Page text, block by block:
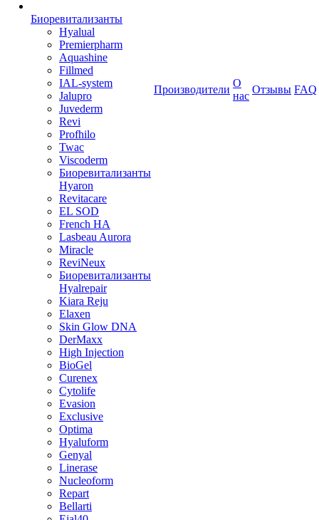
Биоревитализанты
Hyalual
Premierpharm
Aquashine
Fillmed
IAL-system
Jalupro
Juvederm
Revi
Profhilo
Twac
Viscoderm
Биоревитализанты
Hyaron
Revitacare
EL SOD
French HA
Lasbeau Aurora
Miracle
ReviNeux
Биоревитализанты
Hyalrepair
Kiara Reju
Elaxen
Skin Glow DNA
DerMaxx
High Injection
BioGel
Curenex
Cytolife
Evasion
Exclusive
Optima
Hyaluform
Genyal
Linerase
Nucleoform
Repart
Bellarti
Производители
О
нас
Отзывы FAQ